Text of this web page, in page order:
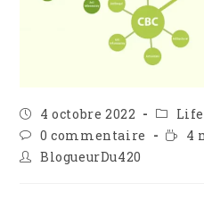
Publication
publiée :
4 octobre 2022
Post
Commentaires
de
la
0 commentaire
4
Auteur/autrice
BlogueurDu420